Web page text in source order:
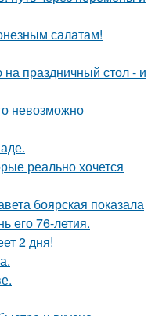
салатам!
праздничный стол - и
невозможно
реально хочется
боярская показала
его 76-летия.
2 дня!